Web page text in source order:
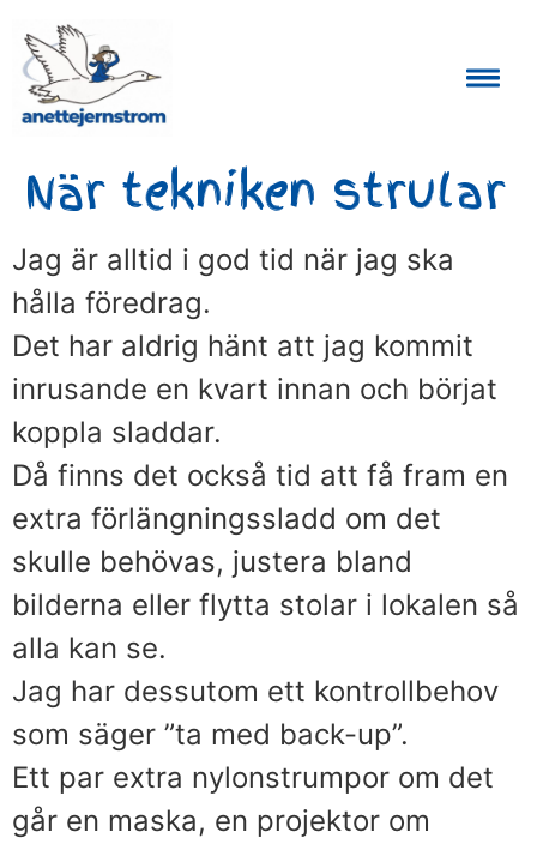
När tekniken strular
Jag är alltid i god tid när jag ska
hålla föredrag.
Det har aldrig hänt att jag kommit
inrusande en kvart innan och börjat
koppla sladdar.
Då finns det också tid att få fram en
extra förlängningssladd om det
skulle behövas, justera bland
bilderna eller flytta stolar i lokalen så
alla kan se.
Jag har dessutom ett kontrollbehov
som säger ”ta med back-up”.
Ett par extra nylonstrumpor om det
går en maska, en projektor om